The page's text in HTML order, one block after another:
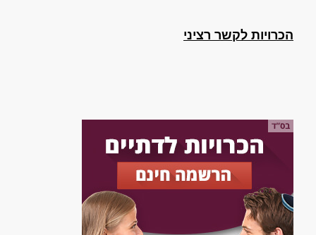
הכרויות לקשר רציני